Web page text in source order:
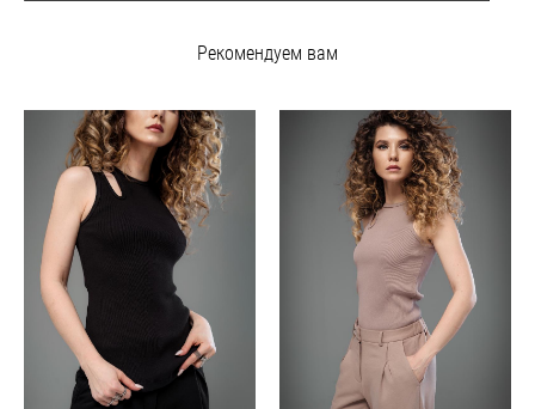
Рекомендуем вам